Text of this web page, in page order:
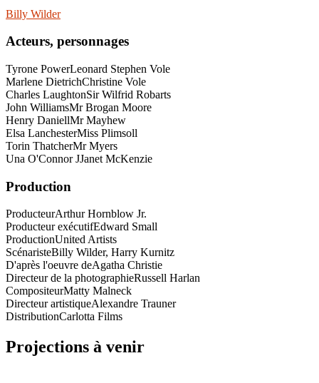
Billy Wilder
Acteurs, personnages
Tyrone PowerLeonard Stephen Vole
Marlene DietrichChristine Vole
Charles LaughtonSir Wilfrid Robarts
John WilliamsMr Brogan Moore
Henry DaniellMr Mayhew
Elsa LanchesterMiss Plimsoll
Torin ThatcherMr Myers
Una O'Connor JJanet McKenzie
Production
ProducteurArthur Hornblow Jr.
Producteur exécutifEdward Small
ProductionUnited Artists
ScénaristeBilly Wilder, Harry Kurnitz
D'après l'oeuvre deAgatha Christie
Directeur de la photographieRussell Harlan
CompositeurMatty Malneck
Directeur artistiqueAlexandre Trauner
DistributionCarlotta Films
Projections à venir